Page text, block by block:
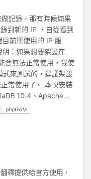
記錄，那有時候如果
到新的 IP ，自從看到
前所使用的 IP 服
：如果想要架設在
會無法正常使用，我使
式來測試的，建議架設
常使用了。 本次安裝
10.4、Apache...
phpIPAM
釋提供給官方使用，